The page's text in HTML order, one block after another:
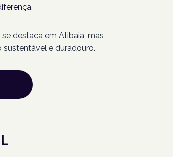
destaca em Atibaia, mas
e duradouro.